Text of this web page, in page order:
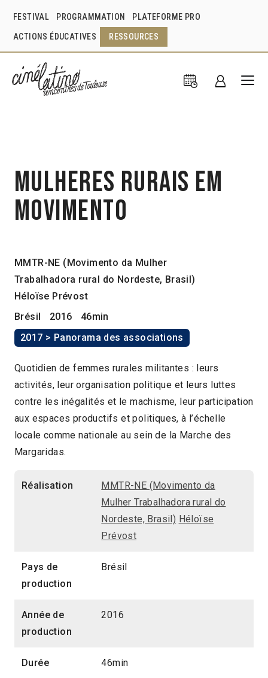
FESTIVAL PROGRAMMATION PLATEFORME PRO
ACTIONS ÉDUCATIVES RESSOURCES
Mulheres rurais em
movimento
MMTR-NE (Movimento da Mulher
Trabalhadora rural do Nordeste, Brasil)
Héloïse Prévost
Brésil
2016
46min
2017 > Panorama des associations
Quotidien de femmes rurales militantes : leurs
activités, leur organisation politique et leurs luttes
contre les inégalités et le machisme, leur participation
aux espaces productifs et politiques, à l’échelle
locale comme nationale au sein de la Marche des
Margaridas.
Réalisation
MMTR-NE (Movimento da
Mulher Trabalhadora rural do
Nordeste, Brasil) Héloïse
Prévost
Pays de
production
Brésil
Année de
production
2016
Durée 46min